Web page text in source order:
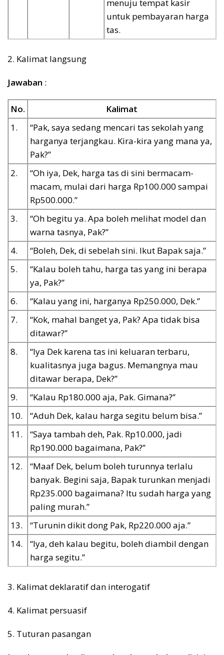
menuju tempat kasir
untuk pembayaran harga
tas.
2. Kalimat langsung
Jawaban :
No.
Kalimat
1.
“Pak, saya sedang mencari tas sekolah yang
harganya terjangkau. Kira-kira yang mana ya,
Pak?”
2.
“Oh iya, Dek, harga tas di sini bermacam-
macam, mulai dari harga Rp100.000 sampai
Rp500.000.”
3.
“Oh begitu ya. Apa boleh melihat model dan
warna tasnya, Pak?”
4.
“Boleh, Dek, di sebelah sini. Ikut Bapak saja.”
5.
“Kalau boleh tahu, harga tas yang ini berapa
ya, Pak?”
6.
“Kalau yang ini, harganya Rp250.000, Dek.”
7.
“Kok, mahal banget ya, Pak? Apa tidak bisa
ditawar?”
8.
“Iya Dek karena tas ini keluaran terbaru,
kualitasnya juga bagus. Memangnya mau
ditawar berapa, Dek?”
9.
“Kalau Rp180.000 aja, Pak. Gimana?”
10.
“Aduh Dek, kalau harga segitu belum bisa.”
11.
“Saya tambah deh, Pak. Rp10.000, jadi
Rp190.000 bagaimana, Pak?”
12.
“Maaf Dek, belum boleh turunnya terlalu
banyak. Begini saja, Bapak turunkan menjadi
Rp235.000 bagaimana? Itu sudah harga yang
paling murah.”
13.
“Turunin dikit dong Pak, Rp220.000 aja.”
14.
“Iya, deh kalau begitu, boleh diambil dengan
harga segitu.”
3. Kalimat deklaratif dan interogatif
4. Kalimat persuasif
5. Tuturan pasangan